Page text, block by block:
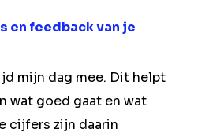
en feedback van je
mijn dag mee. Dit helpt
wat goed gaat en wat
cijfers zijn daarin